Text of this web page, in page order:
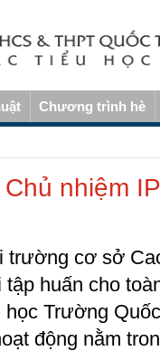
Chương trình hè
nhiệm
trường cơ sở
huấn cho
Trường
động nằm